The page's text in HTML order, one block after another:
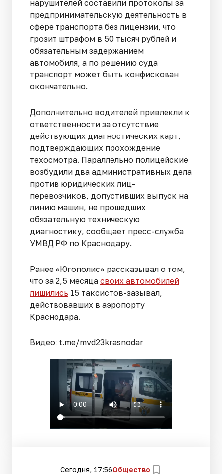
нарушителей составили протоколы за
предпринимательскую деятельность в
сфере транспорта без лицензии, что
грозит штрафом в 50 тысяч рублей и
обязательным задержанием
автомобиля, а по решению суда
транспорт может быть конфискован
окончательно.
Дополнительно водителей привлекли к
ответственности за отсутствие
действующих диагностических карт,
подтверждающих прохождение
техосмотра. Параллельно полицейские
возбудили два административных дела
против юридических лиц-
перевозчиков, допустивших выпуск на
линию машин, не прошедших
обязательную техническую
диагностику, сообщает пресс-служба
УМВД РФ по Краснодару.
Ранее «Югополис» рассказывал о том,
что за 2,5 месяца своих автомобилей
лишились 15 таксистов-зазывал,
действовавших в аэропорту
Краснодара.
Видео: t.me/mvd23krasnodar
Сегодня, 17:56Общество